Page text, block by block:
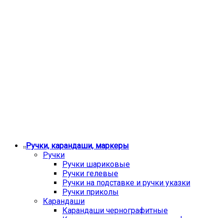
Ручки, карандаши, маркеры
Ручки
Ручки шариковые
Ручки гелевые
Ручки на подставке и ручки указки
Ручки приколы
Карандаши
Карандаши чернографитные